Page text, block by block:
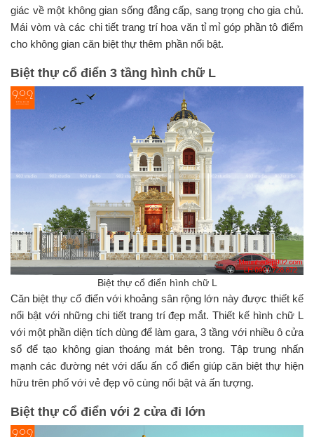
giác về một không gian sống đẳng cấp, sang trọng cho gia chủ.
Mái vòm và các chi tiết trang trí hoa văn tỉ mỉ góp phần tô điểm
cho không gian căn biệt thự thêm phần nổi bật.
Biệt thự cổ điển 3 tầng hình chữ L
Biệt thự cổ điển hình chữ L
Căn biệt thự cổ điển với khoảng sân rộng lớn này được thiết kế
nổi bật với những chi tiết trang trí đẹp mắt. Thiết kế hình chữ L
với một phần diện tích dùng để làm gara, 3 tầng với nhiều ô cửa
sổ để tạo không gian thoáng mát bên trong. Tập trung nhấn
mạnh các đường nét với dấu ấn cổ điển giúp căn biệt thự hiện
hữu trên phố với vẻ đẹp vô cùng nổi bật và ấn tượng.
Biệt thự cổ điển với 2 cửa đi lớn